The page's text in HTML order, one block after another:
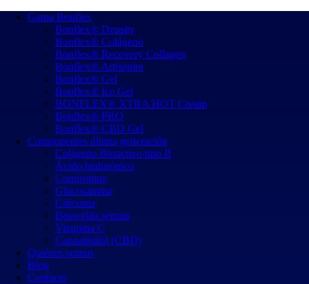
Gama Bonflex
Bonflex® Density
Bonflex® Colágeno
Bonflex® Recovery Collagen
Bonflex® Artisenior
Bonflex® Gel
Bonflex® Ice Gel
BONFLEX® XTRA HOT Cream
Bonflex® PRO
Bonflex® CBD Gel
Componentes última generación
Colágeno Bioactivo tipo II
Ácido hialurónico
Condroitina
Glucosamina
Cúrcuma
Boswellia serrata
Vitamina C
Cannabidiol (CBD)
Quiénes somos
Blog
Contacto